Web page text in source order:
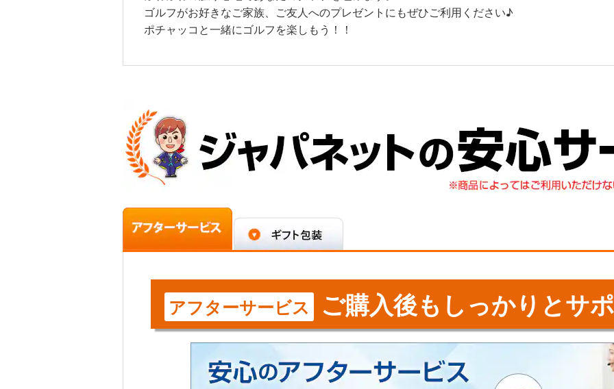
ゴルフがお好きなご家族、ご友人へのプレゼントにもぜひご利用ください♪
ポチャッコと一緒にゴルフを楽しもう！！
アフターサービス ご購入後もしっかりとサ